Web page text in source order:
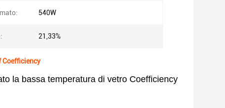
540W
21,33%
Coefficiency
la bassa temperatura di vetro Coefficiency